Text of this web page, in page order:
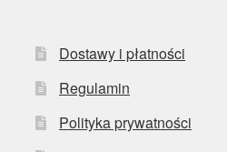
Dostawy i płatności
Regulamin
Polityka prywatności